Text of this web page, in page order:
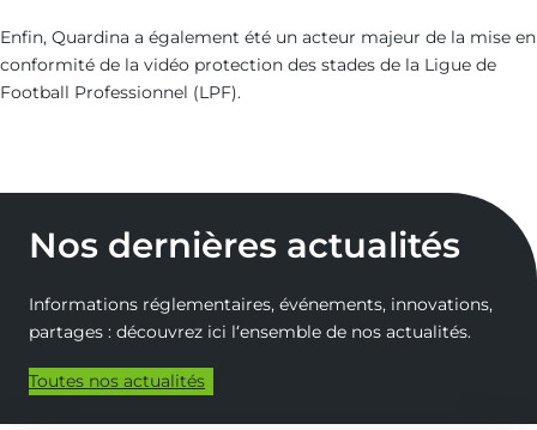
Enfin, Quardina a également été un acteur majeur de la mise en
conformité de la vidéo protection des stades de la Ligue de
Football Professionnel (LPF).
Nos dernières actualités
Informations réglementaires, événements, innovations,
partages : découvrez ici l‘ensemble de nos actualités.
Toutes nos actualités